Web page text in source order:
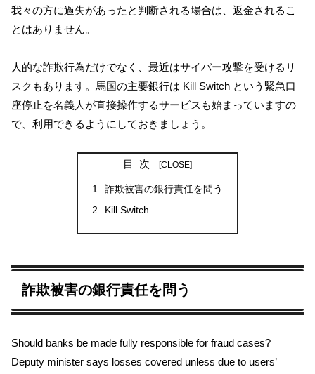
我々の方に過失があったと判断される場合は、返金されるこ
とはありません。
人的な詐欺行為だけでなく、最近はサイバー攻撃を受けるリ
スクもあります。馬国の主要銀行は Kill Switch という緊急口
座停止を名義人が直接操作するサービスも始まっていますの
で、利用できるようにしておきましょう。
目次
詐欺被害の銀行責任を問う
Kill Switch
詐欺被害の銀行責任を問う
Should banks be made fully responsible for fraud cases?
Deputy minister says losses covered unless due to users’